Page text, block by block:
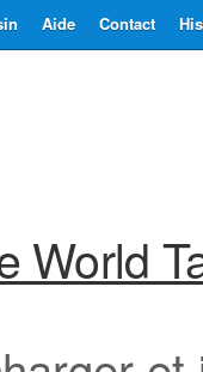
Contact
Aide
World